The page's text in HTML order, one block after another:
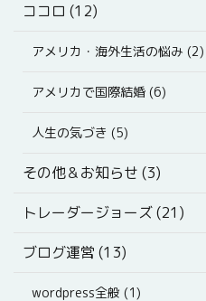
ココロ (12)
アメリカ・海外生活の悩み (2)
アメリカで国際結婚 (6)
人生の気づき (5)
その他＆お知らせ (3)
トレーダージョーズ (21)
ブログ運営 (13)
wordpress全般 (1)